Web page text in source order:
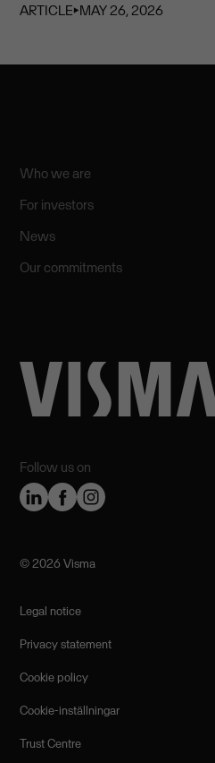
ARTICLE⏵MAY 26, 2026
Follow us on
Who we are
For investors
News
Our commitments
©️ 2026 Visma
Legal notice
Privacy statement
Cookie policy
Cookie-inställningar
Trust Centre